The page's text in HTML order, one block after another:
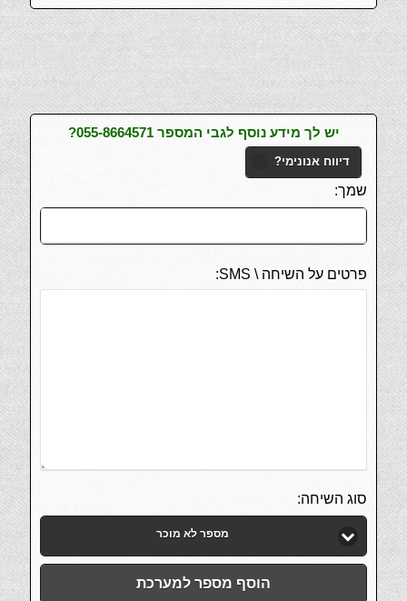
יש לך מידע נוסף לגבי המספר 055-8664571?
דיווח אנונימי?
שמך:
פרטים על השיחה \ SMS:
סוג השיחה:
מספר לא מוכר
הוסף מספר למערכת